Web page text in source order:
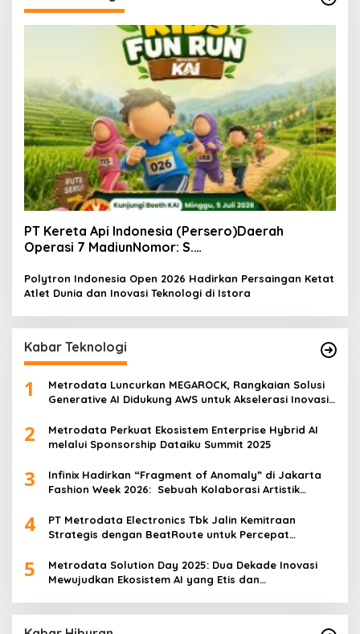
PT Kereta Api Indonesia (Persero)Daerah
Operasi 7 MadiunNomor: S.
Polytron Indonesia Open 2026 Hadirkan Persaingan Ketat
Atlet Dunia dan Inovasi Teknologi di Istora
Kabar Teknologi
1
Metrodata Luncurkan MEGAROCK, Rangkaian Solusi
Generative AI Didukung AWS untuk Akselerasi Inovasi
2
Metrodata Perkuat Ekosistem Enterprise Hybrid AI
melalui Sponsorship Dataiku Summit 2025
3
Infinix Hadirkan “Fragment of Anomaly” di Jakarta
Fashion Week 2026: Sebuah Kolaborasi Artistik
Eksperimen Robotik ‘R.AT.S’ Lab
4
PT Metrodata Electronics Tbk Jalin Kemitraan
Strategis dengan BeatRoute untuk Percepat
5
Metrodata Solution Day 2025: Dua Dekade Inovasi
Mewujudkan Ekosistem AI yang Etis dan